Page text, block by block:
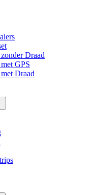
Draad
GPS
Draad